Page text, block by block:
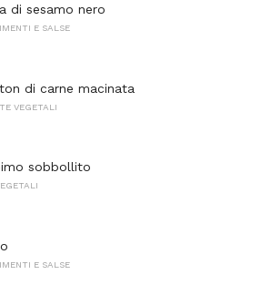
di sesamo nero
E SALSE
di carne macinata
VEGETALI
sobbollito
E SALSE